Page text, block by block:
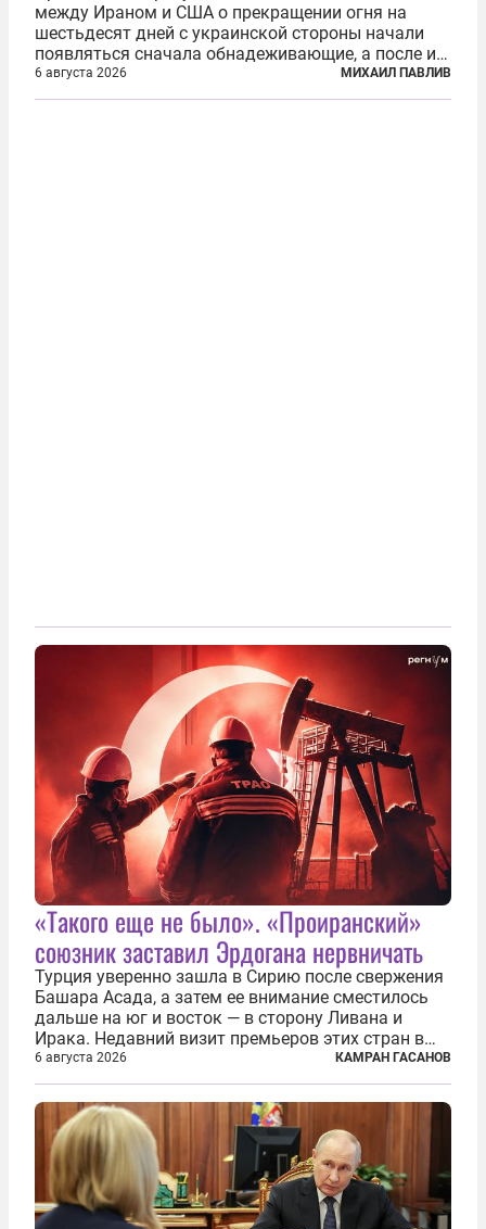
между Ираном и США о прекращении огня на
шестьдесят дней с украинской стороны начали
появляться сначала обнадеживающие, а после и
вовсе бравурные заявления про некий «перелом»
в войне. Вероятно, в сознании первых лиц
6 августа 2026 МИХАИЛ ПАВЛИВ
«Такого еще не было». «Проиранский»
союзник заставил Эрдогана нервничать
Турция уверенно зашла в Сирию после свержения
Башара Асада, а затем ее внимание сместилось
дальше на юг и восток — в сторону Ливана и
Ирака. Недавний визит премьеров этих стран в
Анкару, договоры об участии турецкой компании
TPAO в разработке нефти иракского Киркука и
«Дороги развития» подтверждают...
6 августа 2026 КАМРАН ГАСАНОВ